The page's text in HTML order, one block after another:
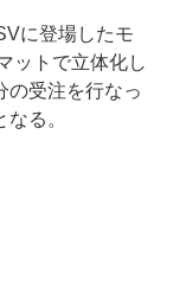
に登場したモ
ットで立体化し
の受注を行なっ
る。